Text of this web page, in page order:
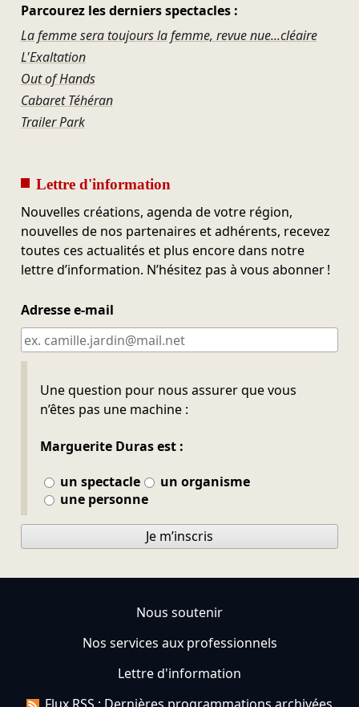
Parcourez les derniers spectacles :
La femme sera toujours la femme, revue nue...cléaire
L'Exaltation
Out of Hands
Cabaret Téhéran
Trailer Park
Lettre d'information
Nouvelles créations, agenda de votre région,
nouvelles de nos partenaires et adhérents, recevez
toutes ces actualités et plus encore dans notre
lettre d’information. N’hésitez pas à vous abonner !
Adresse e-mail
Une question pour nous assurer que vous
n’êtes pas une machine :
Marguerite Duras est :
un spectacle
un organisme
une personne
Ne pas remplir
Je m’inscris
Nous soutenir
Nos services aux professionnels
Lettre d'information